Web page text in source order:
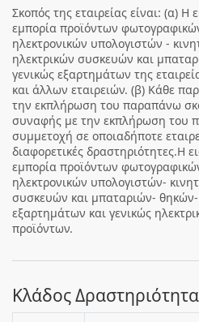
Σκοπός της εταιρείας είναι: (α) Η
εμπορία προϊόντων
ηλεκτρονικών υπολογιστών -
ηλεκτρικών συσκευών και
γενικώς εξαρτημάτων της
και άλλων εταιρειών. (β) Κάθε
την εκπλήρωση του παραπάνω
συναφής με την εκπλήρωση του
συμμετοχή σε οποιαδήποτε
διαφορετικές δραστηριότητες.Η
εμπορία προϊόντων
ηλεκτρονικών υπολογιστών-
συσκευών και μπαταριών- θηκών-
εξαρτημάτων και γενικώς
προϊόντων.
Κλάδος